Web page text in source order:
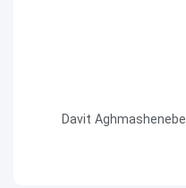
75, 0102 Davit